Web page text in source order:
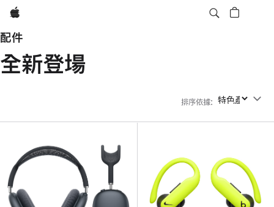
Apple
配件
全新登場
排序依據: 排序依據